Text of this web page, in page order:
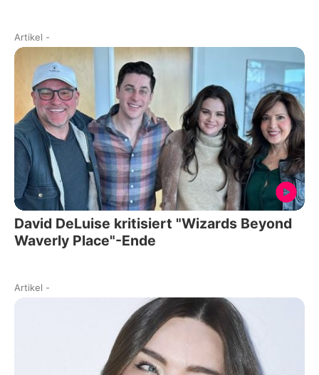
Artikel -
David DeLuise kritisiert "Wizards Beyond
Waverly Place"-Ende
Artikel -